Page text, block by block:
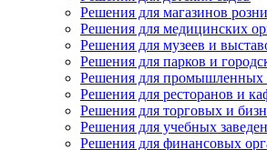
Решения для магазинов
Решения для медицинских
Решения для музеев и
Решения для парков и
Решения для промышленных
Решения для ресторанов и
Решения для торговых и
Решения для учебных
Решения для финансовых